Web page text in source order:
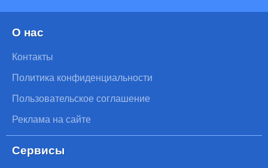
О нас
Контакты
Политика конфиденциальности
Пользовательское соглашение
Реклама на сайте
Сервисы